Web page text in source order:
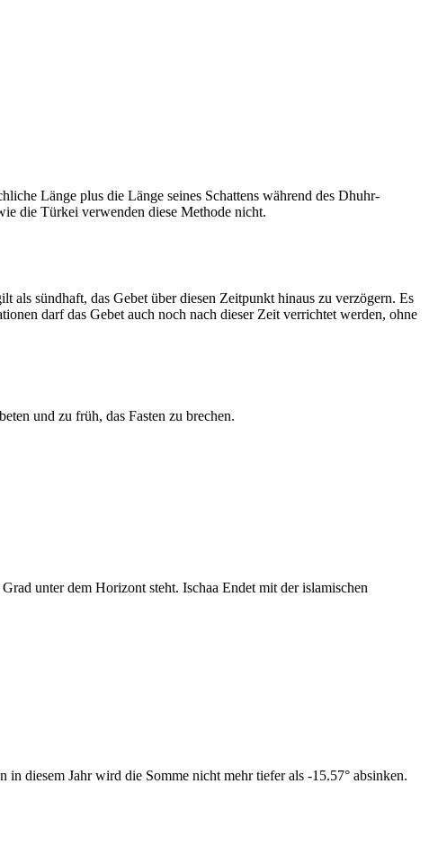
Länge plus die Länge seines Schattens während des Dhuhr-
die Türkei verwenden diese Methode nicht.
als sündhaft, das Gebet über diesen Zeitpunkt hinaus zu verzögern. Es
darf das Gebet auch noch nach dieser Zeit verrichtet werden, ohne
und zu früh, das Fasten zu brechen.
unter dem Horizont steht. Ischaa Endet mit der islamischen
diesem Jahr wird die Somme nicht mehr tiefer als -15.57° absinken.